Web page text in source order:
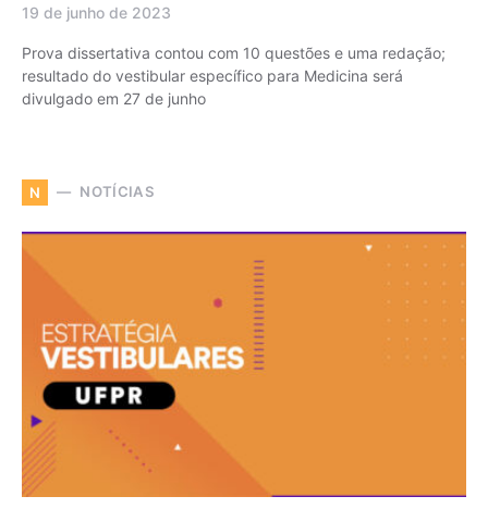
19 de junho de 2023
Prova dissertativa contou com 10 questões e uma redação;
resultado do vestibular específico para Medicina será
divulgado em 27 de junho
N NOTÍCIAS